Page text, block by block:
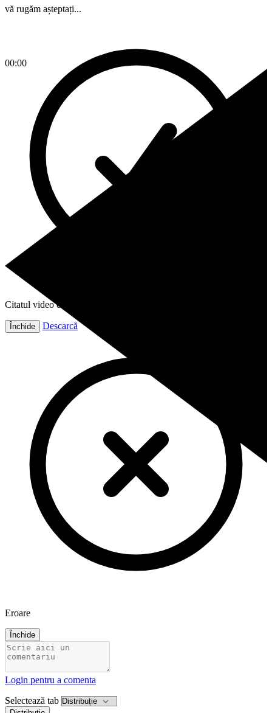
00:00
vă rugăm așteptați...
Citatul video este gata!
Închide Descarcă
Eroare
Închide
Login pentru a comenta
Selectează tab